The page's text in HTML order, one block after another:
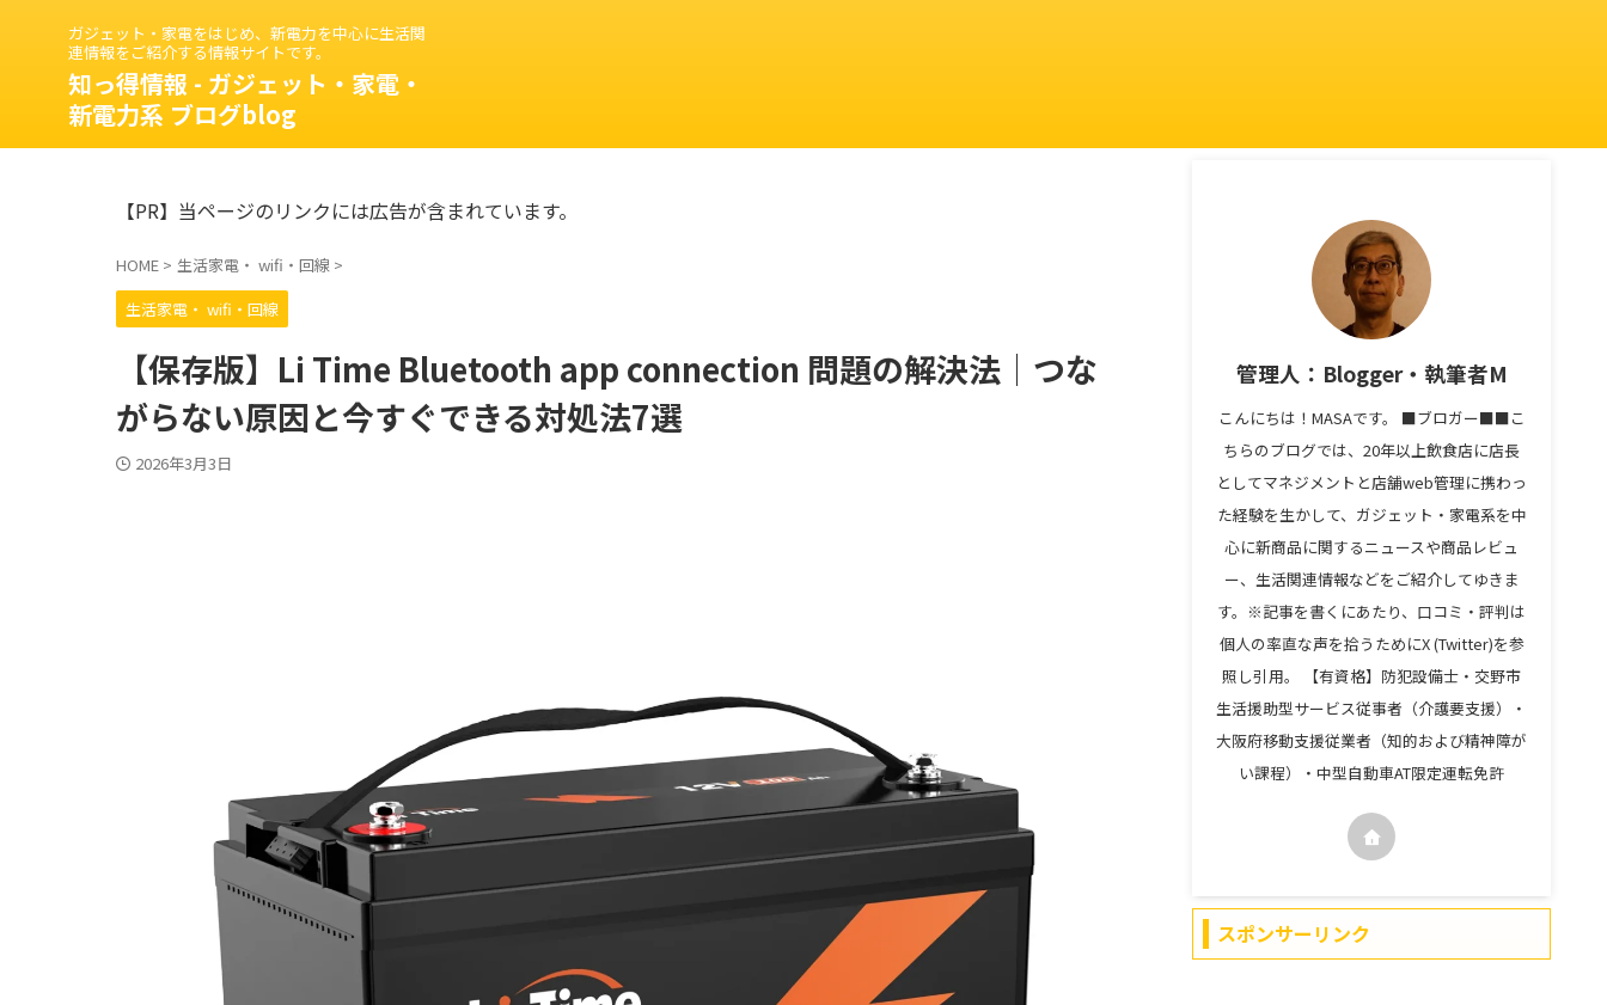
ガジェット・家電をはじめ、新電力を中心に生活関
連情報をご紹介する情報サイトです。
知っ得情報 - ガジェット・家電・
新電力系 ブログblog
【PR】当ページのリンクには広告が含まれています。
HOME > 生活家電・ wifi・回線 >
生活家電・ wifi・回線
【保存版】Li Time Bluetooth app connection 問題の解決法｜つな
がらない原因と今すぐできる対処法7選
2026年3月3日
管理人：Blogger・執筆者M
こんにちは！MASAです。 ■ブロガー■■こ
ちらのブログでは、20年以上飲食店に店長
としてマネジメントと店舗web管理に携わっ
た経験を生かして、ガジェット・家電系を中
心に新商品に関するニュースや商品レビュ
ー、生活関連情報などをご紹介してゆきま
す。※記事を書くにあたり、口コミ・評判は
個人の率直な声を拾うためにX (Twitter)を参
照し引用。 【有資格】防犯設備士・交野市
生活援助型サービス従事者（介護要支援）・
大阪府移動支援従業者（知的および精神障が
い課程）・中型自動車AT限定運転免許
スポンサーリンク